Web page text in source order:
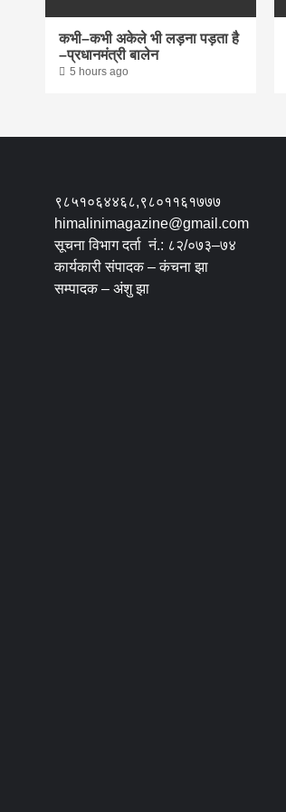
कभी–कभी अकेले भी लड़ना पड़ता है
–प्रधानमंत्री बालेन
5 hours ago
९८५१०६४४६८,९८०११६१७७७
himalinimagazine@gmail.com
सूचना विभाग दर्ता नं.: ८२/०७३–७४
कार्यकारी संपादक – कंचना झा
सम्पादक – अंशु झा